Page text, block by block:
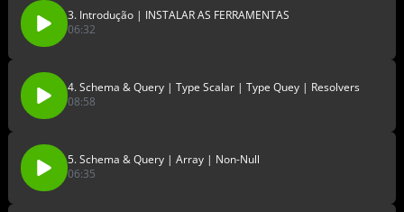
3. Introdução | INSTALAR AS FERRAMENTAS
06:32
4. Schema & Query | Type Scalar | Type Quey | Resolvers
08:58
5. Schema & Query | Array | Non-Null
06:35